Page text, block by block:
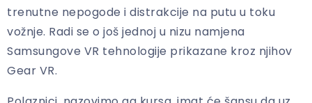
trenutne nepogode i distrakcije na putu u toku
vožnje. Radi se o još jednoj u nizu namjena
Samsungove VR tehnologije prikazane kroz njihov
Gear VR.